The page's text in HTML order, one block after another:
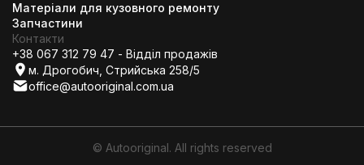
Матеріали для кузовного ремонту
Запчастини
Контакти
+38 067 312 79 47 - Відділ продажів
м. Дрогобич, Стрийська 258/5
office@autooriginal.com.ua
© Autooriginal. All rights reserved